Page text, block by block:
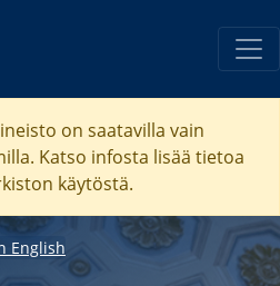
on saatavilla vain
Katso infosta lisää tietoa
käytöstä.
English